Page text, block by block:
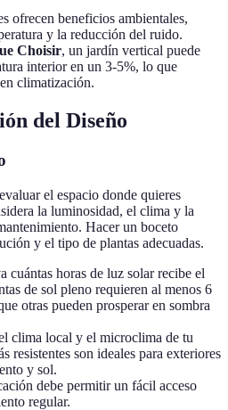
ofrecen beneficios ambientales,
y la reducción del ruido.
Choisir, un jardín vertical puede
interior en un 3-5%, lo que
climatización.
del Diseño
el espacio donde quieres
la luminosidad, el clima y la
Hacer un boceto
y el tipo de plantas adecuadas.
cuántas horas de luz solar recibe el
de sol pleno requieren al menos 6
otras pueden prosperar en sombra
clima local y el microclima de tu
resistentes son ideales para exteriores
y sol.
debe permitir un fácil acceso
regular.